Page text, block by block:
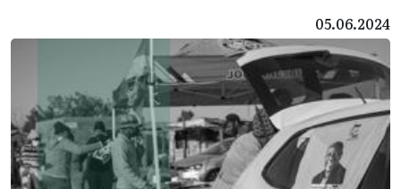
05.06.2024